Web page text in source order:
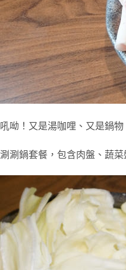
吼呦！又是湯咖哩、又是鍋
涮涮鍋套餐，包含肉盤、蔬